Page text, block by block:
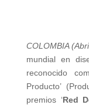
COLOMBIA
mundial en
reconocido
Producto’
premios ‘Red